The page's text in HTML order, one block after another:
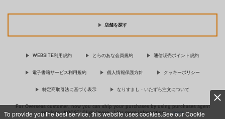
To provide you the best service, this website uses cookies.See our Cookie
店舗を探す
WEBSITE利用規約 とらのあな会員規約 通信販売ポイント規約
電子書籍サービス利用規約 個人情報保護方針 クッキーポリシー
特定商取引法に基づく表示 なりすまし・いたずら注文について
For Overseas customer, now you can ship your purchases by using purchases agent
services “AOCS”! Click {more…} for more information …more